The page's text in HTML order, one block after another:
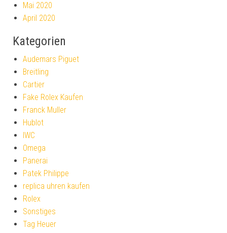
Mai 2020
April 2020
Kategorien
Audemars Piguet
Breitling
Cartier
Fake Rolex Kaufen
Franck Muller
Hublot
IWC
Omega
Panerai
Patek Philippe
replica uhren kaufen
Rolex
Sonstiges
Tag Heuer